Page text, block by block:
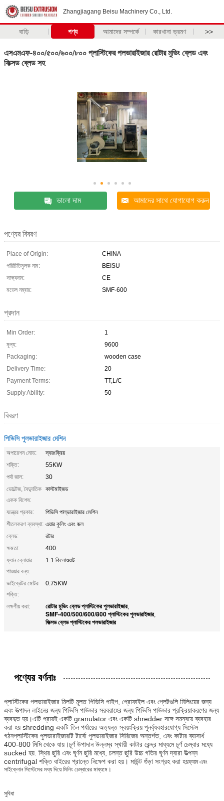
Zhangjiagang Beisu Machinery Co., Ltd.
বাড়ি পণ্য আমাদের সম্পর্কে কারখানা ভ্রমণ >>
এসএমএফ-৪০০/৫০০/৬০০/৮০০ প্লাস্টিকের পলভারাইজার রোটার মুভিং ব্লেড এবং
ফিক্সড ব্লেড সহ
ভালো দাম আমাদের সাথে যোগাযোগ করুন
পণ্যের বিবরণ
Place of Origin:
CHINA
পরিচিতিমুলক নাম:
BEISU
সাক্ষ্যদান:
CE
মডেল নম্বার:
SMF-600
প্রদান
Min Order:
1
মূল্য:
9600
Packaging:
wooden case
Delivery Time:
20
Payment Terms:
TT,L/C
Supply Ability:
50
বিবরণ
পিভিসি পুলভারাইজার মেশিন
অপারেশন মোড:
স্বয়ংক্রিয়
শক্তি:
55KW
পর্দা জাল:
30
ভোল্টেজ, বৈদ্যুতিক
একক বিশেষ:
কাস্টমাইজড
যন্ত্রের প্রকার:
পিভিসি পাল্ভারাইজার মেশিন
শীতলকরণ ব্যবস্থা: এয়ার কুলিং এবং জল
ব্লেড:
রটার
ক্ষমতা:
400
ফ্যান ব্লোয়ার
পাওয়ার বন্ধ:
1.1 কিলোওয়াট
ভাইব্রেটর মোটর
শক্তি:
0.75KW
লক্ষণীয় করা: রোটার মুভিং ব্লেড প্লাস্টিকের পুলভারাইজার,
SMF-400/500/600/800 প্লাস্টিকের পুলভারাইজার,
ফিক্সড ব্লেড প্লাস্টিকের পলভারাইজার
পণ্যের বর্ণনাঃ
প্লাস্টিকের পলভারাইজার মিলটি মূলত পিভিসি পাইপ, প্রোফাইল এবং প্লেটগুলি মিলিংয়ের জন্য
এবং উত্পাদন লাইনের জন্য পিভিসি পাউডার সরবরাহের জন্য পিভিসি পাউডার প্রক্রিয়াকরণের জন্য
ব্যবহৃত হয়।এটি প্রায়ই একটি granulator এবং একটি shredder সঙ্গে সমন্বয়ে ব্যবহার
করা হয় shredding একটি তিন পর্যায়ের অত্যন্ত স্বয়ংক্রিয় পুনর্ব্যবহারযোগ্য সিস্টেম
গঠনপ্লাস্টিকের পুলভারাইজারটি টার্বো পুলভারাইজার সিরিজের অন্তর্গত, এবং কাটার ব্যাসার্ধ
400-800 মিমি থেকে যায়।চূর্ণ উপাদান উল্লম্ব স্থায়ী কাটার কেন্দ্র মাধ্যমে চূর্ণ চেম্বার মধ্যে
sucked হয়. স্থির ছুরি এবং ঘূর্ণন ছুরি মধ্যে, চলন্ত ছুরি উচ্চ গতির ঘূর্ণন দ্বারা উত্পন্ন
centrifugal শক্তি বাইরের প্রান্তে নিক্ষেপ করা হয়। মাউন্ট গুঁড়া সংগ্রহ করা হয়ফ্যান এবং
সাইক্লোন সিস্টেমের মধ্য দিয়ে মিলিং চেম্বারের মাধ্যমে।
সুবিধা